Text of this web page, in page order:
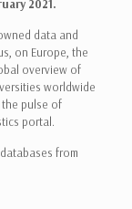
2021.
data and
on Europe, the
overview of
worldwide
pulse of
portal.
from